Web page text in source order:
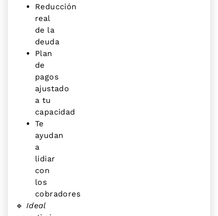
Reducción
real
de la
deuda
Plan
de
pagos
ajustado
a tu
capacidad
Te
ayudan
a
lidiar
con
los
cobradores
🔹 Ideal